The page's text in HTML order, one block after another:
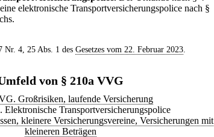
elektronische Transportversicherungspolice nach §
Nr. 4, 25 Abs. 1 des Gesetzes vom 22. Februar 2023.
von § 210a VVG
Großrisiken, laufende Versicherung
Transportversicherungspolice
kleinere Versicherungsvereine, Versicherungen mit
kleineren Beträgen